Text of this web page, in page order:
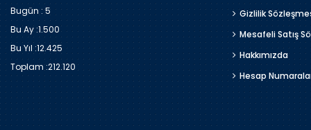
Bugün :5
Bu Ay :1.500
Bu Yıl :12.425
Toplam :212.120
Gizlilik
Mesafeli Satış
Hakkımızda
Hesap